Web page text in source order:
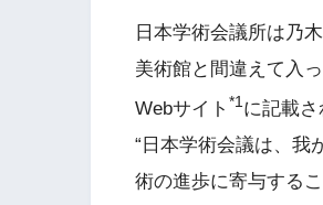
日本学術会議所は乃
美術館と間違えて入
Webサイト *1 に記載
“日本学術会議は、我
術の進歩に寄与する